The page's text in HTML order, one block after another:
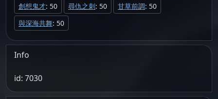
創想鬼才: 50 尋仇之刺: 50 甘草前調: 50
與深海共舞: 50
Info
id: 7030